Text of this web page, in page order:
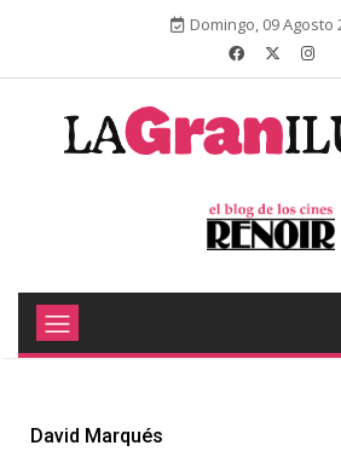
Domingo, 09 Agosto
David Marqués